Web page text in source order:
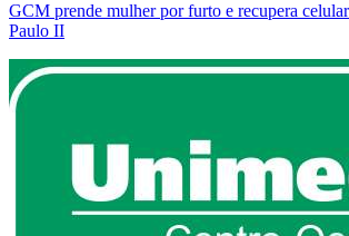
GCM prende mulher por furto e recupera
Paulo II